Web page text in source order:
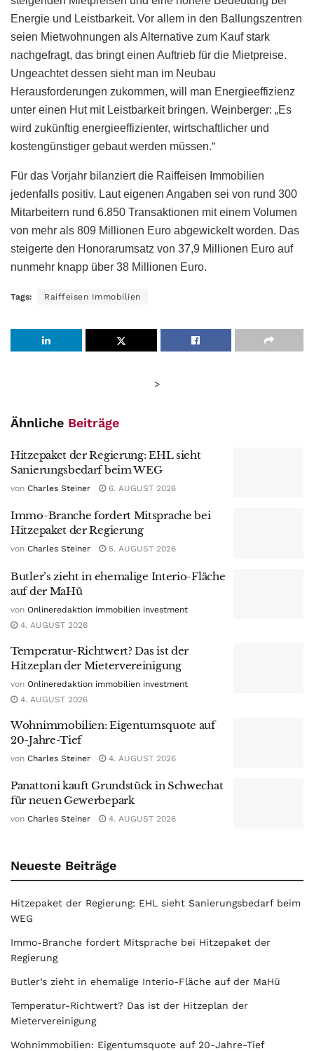
Energie und Leistbarkeit. Vor allem in den Ballungszentren
seien Mietwohnungen als Alternative zum Kauf stark
nachgefragt, das bringt einen Auftrieb für die Mietpreise.
Ungeachtet dessen sieht man im Neubau
Herausforderungen zukommen, will man Energieeffizienz
unter einen Hut mit Leistbarkeit bringen. Weinberger: „Es
wird zukünftig energieeffizienter, wirtschaftlicher und
kostengünstiger gebaut werden müssen.“
Für das Vorjahr bilanziert die Raiffeisen Immobilien
jedenfalls positiv. Laut eigenen Angaben sei von rund 300
Mitarbeitern rund 6.850 Transaktionen mit einem Volumen
von mehr als 809 Millionen Euro abgewickelt worden. Das
steigerte den Honorarumsatz von 37,9 Millionen Euro auf
nunmehr knapp über 38 Millionen Euro.
Tags: Raiffeisen Immobilien
>
Ähnliche Beiträge
Hitzepaket der Regierung: EHL sieht
Sanierungsbedarf beim WEG
von Charles Steiner 6. AUGUST 2026
Immo-Branche fordert Mitsprache bei
Hitzepaket der Regierung
von Charles Steiner 5. AUGUST 2026
Butler’s zieht in ehemalige Interio-Fläche
auf der MaHü
von Onlineredaktion immobilien investment
4. AUGUST 2026
Temperatur-Richtwert? Das ist der
Hitzeplan der Mietervereinigung
von Onlineredaktion immobilien investment
4. AUGUST 2026
Wohnimmobilien: Eigentumsquote auf
20-Jahre-Tief
von Charles Steiner 4. AUGUST 2026
Panattoni kauft Grundstück in Schwechat
für neuen Gewerbepark
von Charles Steiner 4. AUGUST 2026
Neueste Beiträge
Hitzepaket der Regierung: EHL sieht Sanierungsbedarf beim
WEG
Immo-Branche fordert Mitsprache bei Hitzepaket der
Regierung
Butler’s zieht in ehemalige Interio-Fläche auf der MaHü
Temperatur-Richtwert? Das ist der Hitzeplan der
Mietervereinigung
Wohnimmobilien: Eigentumsquote auf 20-Jahre-Tief